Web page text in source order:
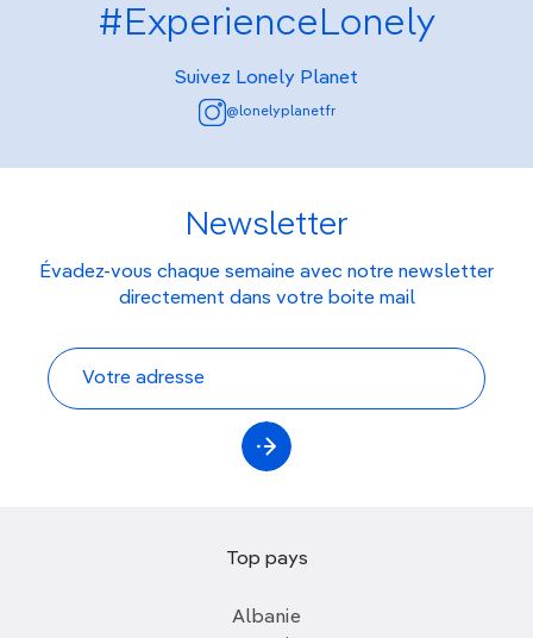
#ExperienceLonely
Suivez Lonely Planet
@lonelyplanetfr
Newsletter
Évadez-vous chaque semaine avec notre newsletter
directement dans votre boite mail
Top pays
Albanie